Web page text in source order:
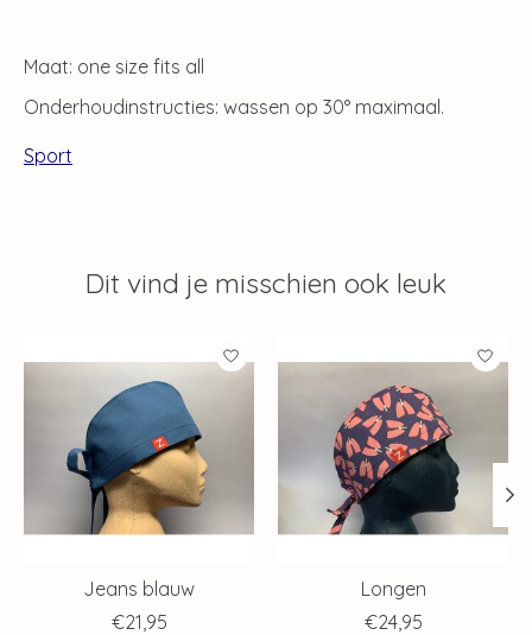
Maat: one size fits all
Onderhoudinstructies: wassen op 30° maximaal.
Sport
Dit vind je misschien ook leuk
Items van productcarrousel
Jeans blauw
€21,95
Longen
€24,95